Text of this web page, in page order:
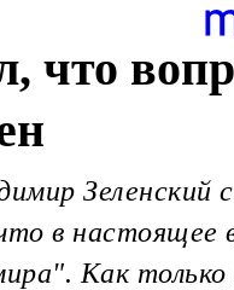
что
Зеленский
в настоящее
Как